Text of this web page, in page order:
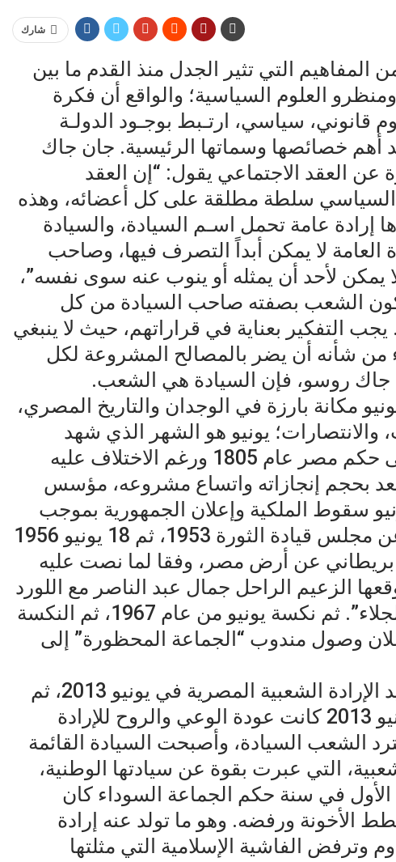
شارك
من المفاهيم التي تثير الجدل منذ القدم ما بين
العلوم السياسية؛ والواقع أن فكرة
قانوني، سياسي، ارتـبط بوجـود الدولـة
أهم خصائصها وسماتها الرئيسية. جان جاك
العقد الاجتماعي يقول: “إن العقد
السياسي سلطة مطلقة على كل أعضائه، وهذه
إرادة عامة تحمل اسـم السيادة، والسيادة
لا يمكن أبداً التصرف فيها، وصاحب
يمكن لأحد أن يمثله أو ينوب عنه سوى نفسه”،
الشعب بصفته صاحب السيادة من كل
التفكير بعناية في قراراتهم، حيث لا ينبغي
شأنه أن يضر بالمصالح المشروعة لكل
جاك روسو، فإن السيادة هي الشعب.
مكانة بارزة في الوجدان والتاريخ المصري،
والانتصارات؛ يونيو هو الشهر الذي شهد
تنصيب محمد علي باشا على حكم مصر عام 1805 ورغم الاختلاف عليه
بحجم إنجازاته واتساع مشروعه، مؤسس
الحديثة، ثم كان ١٨ يونيو سقوط الملكية وإعلان الجمهورية بموجب
الإعلان الدستوري الصادر عن مجلس قيادة الثورة 1953، ثم 18 يونيو 1956
عن أرض مصر، وفقا لما نصت عليه
وقعها الزعيم الراحل جمال عبد الناصر مع اللورد
“ستانسغيت” ليكون “عيد الجلاء”. ثم نكسة يونيو من عام 1967، ثم النكسة
يونيو 2012 مع إعلان وصول مندوب “الجماعة المحظورة” إلى
حديثاً؛ كان يونيو شهر تجسيد الإرادة الشعبية المصرية في يونيو 2013، ثم
يونيو 2014؛ الثلاثون من يونيو 2013 كانت عودة الوعي والروح للإرادة
الشعب السيادة، وأصبحت السيادة القائمة
التي عبرت بقوة عن سيادتها الوطنية،
الأول في سنة حكم الجماعة السوداء كان
الأخونة ورفضه. وهو ما تولد عنه إرادة
وترفض الفاشية الإسلامية التي مثلتها